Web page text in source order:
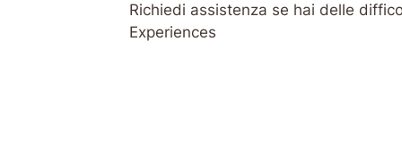
Richiedi assistenza se hai delle
Experiences